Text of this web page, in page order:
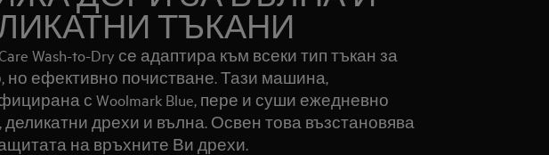
ТЪКАНИ
Wash-to-Dry се адаптира към всеки тип тъкан за
но ефективно почистване. Тази машина,
с Woolmark Blue, пере и суши ежедневно
деликатни дрехи и вълна. Освен това възстановява
на връхните Ви дрехи.